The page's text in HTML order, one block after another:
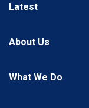
Latest
About Us
What We Do